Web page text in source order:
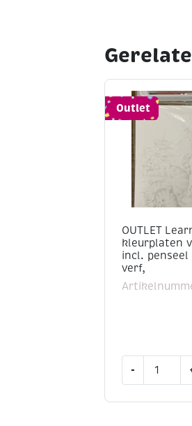
Outlet
OUTLET
kleurplaten
incl. penseel
verf,
-